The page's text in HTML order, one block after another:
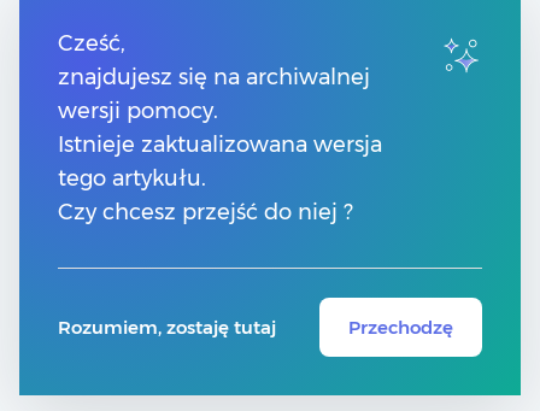
Pomoc Comarch Betterfly
Pomoc Comarch e-Sklep
Pomoc Comarch HRM
Kontakt
Numery telefonów
Znajdź Partnera Comarch
Cześć,
znajdujesz się na archiwalnej
wersji pomocy.
Istnieje zaktualizowana wersja
tego artykułu.
Czy chcesz przejść do niej ?
Rozumiem, zostaję tutaj Przechodzę